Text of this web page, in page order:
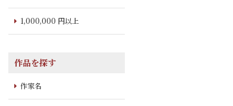
1,000,000 円以上
作品を探す
作家名